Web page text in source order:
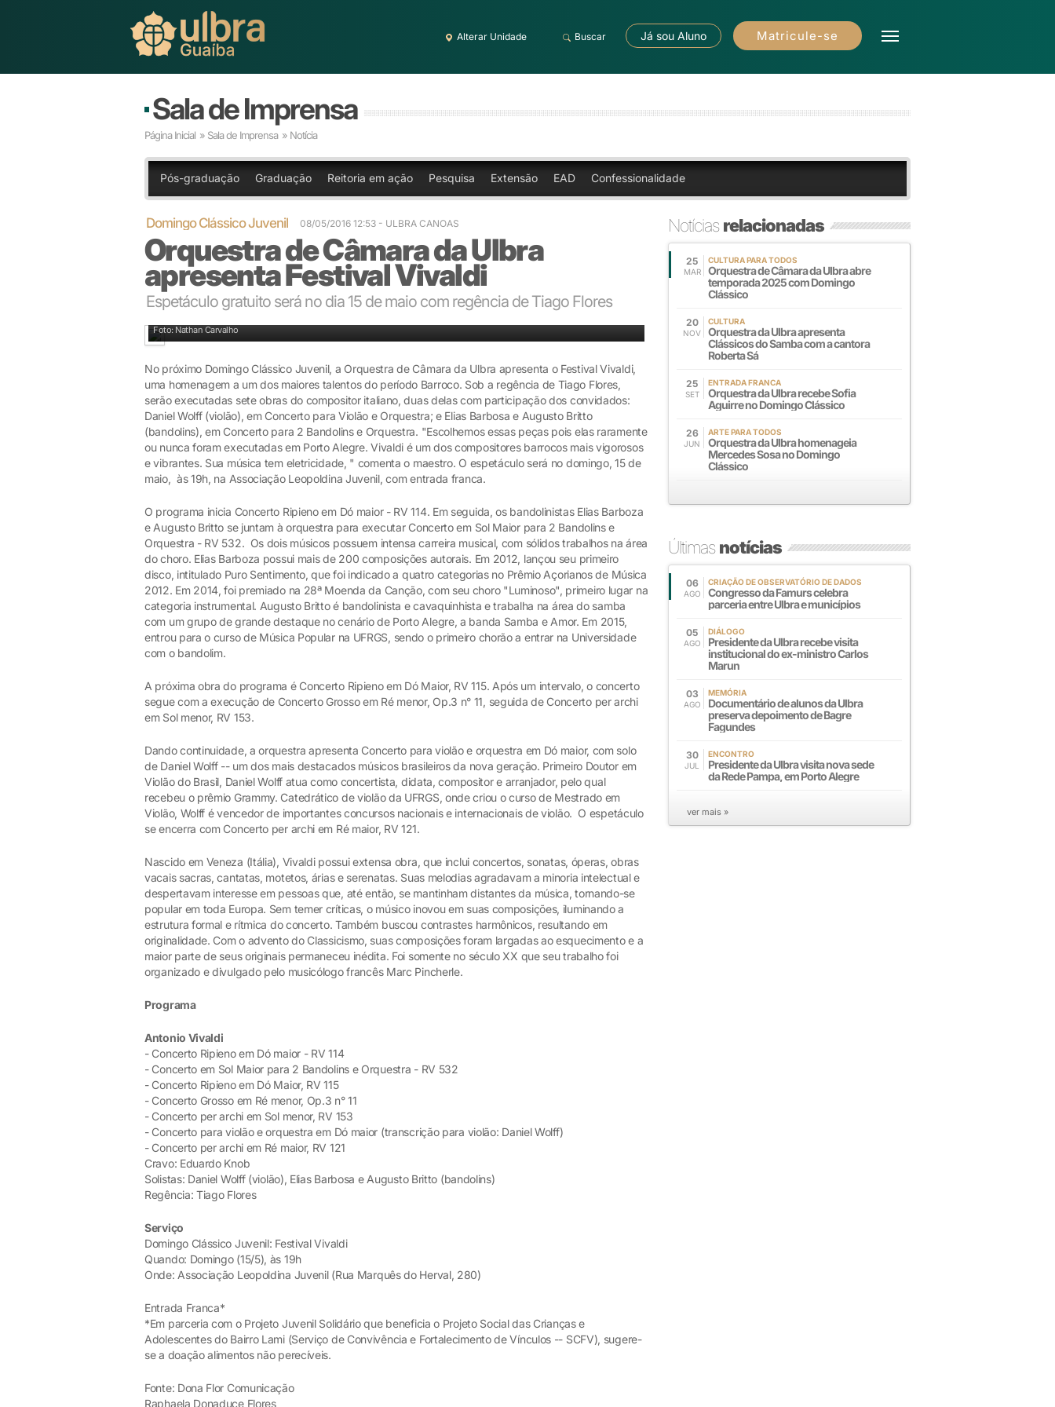
Alterar Unidade Buscar Já sou Aluno Matricule-se
Sala de Imprensa
Página Inicial » Sala de Imprensa » Notícia
Pós-graduação Graduação Reitoria em ação Pesquisa Extensão EAD Confessionalidade
Domingo Clássico Juvenil 08/05/2016 12:53 - ULBRA CANOAS
Orquestra de Câmara da Ulbra
apresenta Festival Vivaldi
Espetáculo gratuito será no dia 15 de maio com regência de Tiago Flores
Foto: Nathan Carvalho
No próximo Domingo Clássico Juvenil, a Orquestra de Câmara da Ulbra apresenta o Festival Vivaldi,
uma homenagem a um dos maiores talentos do período Barroco. Sob a regência de Tiago Flores,
serão executadas sete obras do compositor italiano, duas delas com participação dos convidados:
Daniel Wolff (violão), em Concerto para Violão e Orquestra; e Elias Barbosa e Augusto Britto
(bandolins), em Concerto para 2 Bandolins e Orquestra. "Escolhemos essas peças pois elas raramente
ou nunca foram executadas em Porto Alegre. Vivaldi é um dos compositores barrocos mais vigorosos
e vibrantes. Sua música tem eletricidade, " comenta o maestro. O espetáculo será no domingo, 15 de
maio, às 19h, na Associação Leopoldina Juvenil, com entrada franca.
O programa inicia Concerto Ripieno em Dó maior - RV 114. Em seguida, os bandolinistas Elias Barboza
e Augusto Britto se juntam à orquestra para executar Concerto em Sol Maior para 2 Bandolins e
Orquestra - RV 532. Os dois músicos possuem intensa carreira musical, com sólidos trabalhos na área
do choro. Elias Barboza possui mais de 200 composições autorais. Em 2012, lançou seu primeiro
disco, intitulado Puro Sentimento, que foi indicado a quatro categorias no Prêmio Açorianos de Música
2012. Em 2014, foi premiado na 28ª Moenda da Canção, com seu choro "Luminoso", primeiro lugar na
categoria instrumental. Augusto Britto é bandolinista e cavaquinhista e trabalha na área do samba
com um grupo de grande destaque no cenário de Porto Alegre, a banda Samba e Amor. Em 2015,
entrou para o curso de Música Popular na UFRGS, sendo o primeiro chorão a entrar na Universidade
com o bandolim.
A próxima obra do programa é Concerto Ripieno em Dó Maior, RV 115. Após um intervalo, o concerto
segue com a execução de Concerto Grosso em Ré menor, Op.3 n° 11, seguida de Concerto per archi
em Sol menor, RV 153.
Dando continuidade, a orquestra apresenta Concerto para violão e orquestra em Dó maior, com solo
de Daniel Wolff -- um dos mais destacados músicos brasileiros da nova geração. Primeiro Doutor em
Violão do Brasil, Daniel Wolff atua como concertista, didata, compositor e arranjador, pelo qual
recebeu o prêmio Grammy. Catedrático de violão da UFRGS, onde criou o curso de Mestrado em
Violão, Wolff é vencedor de importantes concursos nacionais e internacionais de violão. O espetáculo
se encerra com Concerto per archi em Ré maior, RV 121.
Nascido em Veneza (Itália), Vivaldi possui extensa obra, que inclui concertos, sonatas, óperas, obras
vacais sacras, cantatas, motetos, árias e serenatas. Suas melodias agradavam a minoria intelectual e
despertavam interesse em pessoas que, até então, se mantinham distantes da música, tornando-se
popular em toda Europa. Sem temer críticas, o músico inovou em suas composições, iluminando a
estrutura formal e rítmica do concerto. Também buscou contrastes harmônicos, resultando em
originalidade. Com o advento do Classicismo, suas composições foram largadas ao esquecimento e a
maior parte de seus originais permaneceu inédita. Foi somente no século XX que seu trabalho foi
organizado e divulgado pelo musicólogo francês Marc Pincherle.
Programa
Antonio Vivaldi
- Concerto Ripieno em Dó maior - RV 114
- Concerto em Sol Maior para 2 Bandolins e Orquestra - RV 532
- Concerto Ripieno em Dó Maior, RV 115
- Concerto Grosso em Ré menor, Op.3 n° 11
- Concerto per archi em Sol menor, RV 153
- Concerto para violão e orquestra em Dó maior (transcrição para violão: Daniel Wolff)
- Concerto per archi em Ré maior, RV 121
Cravo: Eduardo Knob
Solistas: Daniel Wolff (violão), Elias Barbosa e Augusto Britto (bandolins)
Regência: Tiago Flores
Serviço
Domingo Clássico Juvenil: Festival Vivaldi
Quando: Domingo (15/5), às 19h
Onde: Associação Leopoldina Juvenil (Rua Marquês do Herval, 280)
Entrada Franca*
*Em parceria com o Projeto Juvenil Solidário que beneficia o Projeto Social das Crianças e
Adolescentes do Bairro Lami (Serviço de Convivência e Fortalecimento de Vínculos -- SCFV), sugere-
se a doação alimentos não perecíveis.
Fonte: Dona Flor Comunicação
Raphaela Donaduce Flores
Notíciasrelacionadas
25
MAR
CULTURA PARA TODOS
Orquestra de Câmara da Ulbra abre
temporada 2025 com Domingo
Clássico
20
NOV
CULTURA
Orquestra da Ulbra apresenta
Clássicos do Samba com a cantora
Roberta Sá
25
SET
ENTRADA FRANCA
Orquestra da Ulbra recebe Sofia
Aguirre no Domingo Clássico
26
JUN
ARTE PARA TODOS
Orquestra da Ulbra homenageia
Mercedes Sosa no Domingo
Clássico
Últimasnotícias
06
AGO
CRIAÇÃO DE OBSERVATÓRIO DE DADOS
Congresso da Famurs celebra
parceria entre Ulbra e municípios
05
AGO
DIÁLOGO
Presidente da Ulbra recebe visita
institucional do ex-ministro Carlos
Marun
03
AGO
MEMÓRIA
Documentário de alunos da Ulbra
preserva depoimento de Bagre
Fagundes
30
JUL
ENCONTRO
Presidente da Ulbra visita nova sede
da Rede Pampa, em Porto Alegre
ver mais »